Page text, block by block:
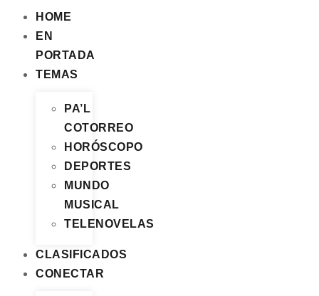
HOME
EN
PORTADA
TEMAS
PA’L
COTORREO
HORÓSCOPO
DEPORTES
MUNDO
MUSICAL
TELENOVELAS
CLASIFICADOS
CONECTAR